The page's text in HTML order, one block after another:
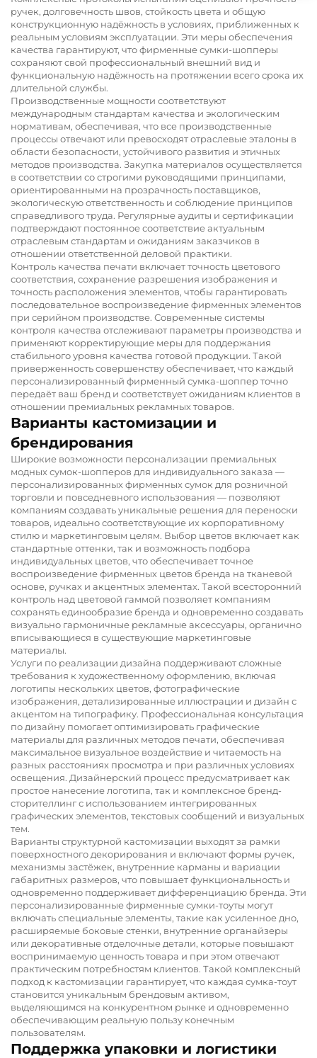
ручек, долговечность швов, стойкость цвета и общую
конструкционную надёжность в условиях, приближенных к
реальным условиям эксплуатации. Эти меры обеспечения
качества гарантируют, что фирменные сумки-шопперы
сохраняют свой профессиональный внешний вид и
функциональную надёжность на протяжении всего срока их
длительной службы.
Производственные мощности соответствуют
международным стандартам качества и экологическим
нормативам, обеспечивая, что все производственные
процессы отвечают или превосходят отраслевые эталоны в
области безопасности, устойчивого развития и этичных
методов производства. Закупка материалов осуществляется
в соответствии со строгими руководящими принципами,
ориентированными на прозрачность поставщиков,
экологическую ответственность и соблюдение принципов
справедливого труда. Регулярные аудиты и сертификации
подтверждают постоянное соответствие актуальным
отраслевым стандартам и ожиданиям заказчиков в
отношении ответственной деловой практики.
Контроль качества печати включает точность цветового
соответствия, сохранение разрешения изображения и
точность расположения элементов, чтобы гарантировать
последовательное воспроизведение фирменных элементов
при серийном производстве. Современные системы
контроля качества отслеживают параметры производства и
применяют корректирующие меры для поддержания
стабильного уровня качества готовой продукции. Такой
приверженность совершенству обеспечивает, что каждый
персонализированный фирменный сумка-шоппер точно
передаёт ваш бренд и соответствует ожиданиям клиентов в
отношении премиальных рекламных товаров.
Варианты кастомизации и
брендирования
Широкие возможности персонализации премиальных
модных сумок-шопперов для индивидуального заказа —
персонализированных фирменных сумок для розничной
торговли и повседневного использования — позволяют
компаниям создавать уникальные решения для переноски
товаров, идеально соответствующие их корпоративному
стилю и маркетинговым целям. Выбор цветов включает как
стандартные оттенки, так и возможность подбора
индивидуальных цветов, что обеспечивает точное
воспроизведение фирменных цветов бренда на тканевой
основе, ручках и акцентных элементах. Такой всесторонний
контроль над цветовой гаммой позволяет компаниям
сохранять единообразие бренда и одновременно создавать
визуально гармоничные рекламные аксессуары, органично
вписывающиеся в существующие маркетинговые
материалы.
Услуги по реализации дизайна поддерживают сложные
требования к художественному оформлению, включая
логотипы нескольких цветов, фотографические
изображения, детализированные иллюстрации и дизайн с
акцентом на типографику. Профессиональная консультация
по дизайну помогает оптимизировать графические
материалы для различных методов печати, обеспечивая
максимальное визуальное воздействие и читаемость на
разных расстояниях просмотра и при различных условиях
освещения. Дизайнерский процесс предусматривает как
простое нанесение логотипа, так и комплексное бренд-
сторителлинг с использованием интегрированных
графических элементов, текстовых сообщений и визуальных
тем.
Варианты структурной кастомизации выходят за рамки
поверхностного декорирования и включают формы ручек,
механизмы застёжек, внутренние карманы и вариации
габаритных размеров, что повышает функциональность и
одновременно поддерживает дифференциацию бренда. Эти
персонализированные фирменные сумки-тоуты могут
включать специальные элементы, такие как усиленное дно,
расширяемые боковые стенки, внутренние органайзеры
или декоративные отделочные детали, которые повышают
воспринимаемую ценность товара и при этом отвечают
практическим потребностям клиентов. Такой комплексный
подход к кастомизации гарантирует, что каждая сумка-тоут
становится уникальным брендовым активом,
выделяющимся на конкурентном рынке и одновременно
обеспечивающим реальную пользу конечным
пользователям.
Поддержка упаковки и логистики